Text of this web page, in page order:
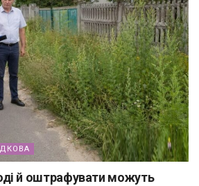
й оштрафувати можуть